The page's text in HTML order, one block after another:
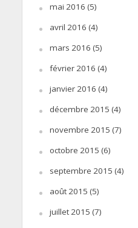
mai 2016 (5)
avril 2016 (4)
mars 2016 (5)
février 2016 (4)
janvier 2016 (4)
décembre 2015 (4)
novembre 2015 (7)
octobre 2015 (6)
septembre 2015 (4)
août 2015 (5)
juillet 2015 (7)